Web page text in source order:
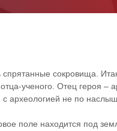
спрятанные сокровища.
ученого. Отец героя –
с археологией не по
поле находится под